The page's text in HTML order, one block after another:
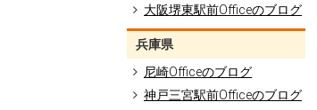
大阪堺東駅前Officeのブログ
兵庫県
尼崎Officeのブログ
神戸三宮駅前Officeのブログ